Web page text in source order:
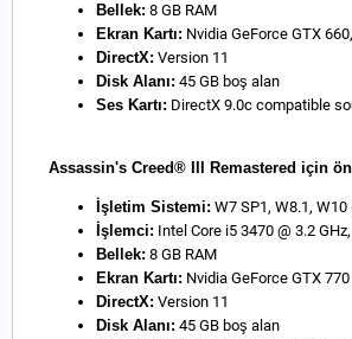
Bellek: 8 GB RAM
Ekran Kartı: Nvidia GeForce GTX
DirectX: Version 11
Disk Alanı: 45 GB boş alan
Ses Kartı: DirectX 9.0c compatible
Assassin's Creed® III Remastered için
İşletim Sistemi: W7 SP1, W8.1,
İşlemci: Intel Core i5 3470 @ 3.2
Bellek: 8 GB RAM
Ekran Kartı: Nvidia GeForce GTX
DirectX: Version 11
Disk Alanı: 45 GB boş alan